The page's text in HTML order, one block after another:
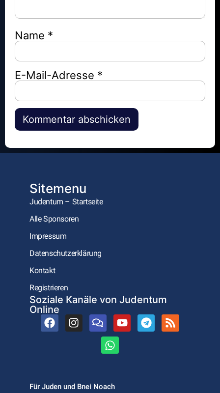
Name *
E-Mail-Adresse *
Alternative:
Sitemenu
Judentum – Startseite
Alle Sponsoren
Impressum
Datenschutzerklärung
Kontakt
Registrieren
Soziale Kanäle von Judentum
Online
Für Juden und Bnei Noach